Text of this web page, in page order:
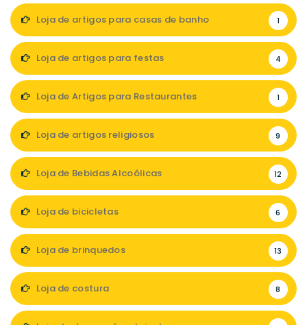
Loja de artigos para casas de banho 1
Loja de artigos para festas 4
Loja de Artigos para Restaurantes 1
Loja de artigos religiosos 9
Loja de Bebidas Alcoólicas 12
Loja de bicicletas 6
Loja de brinquedos 13
Loja de costura 8